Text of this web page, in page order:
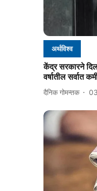
अर्थविश्व
केंद्र सरकारने
वर्षातील सर्वात
दैनिक गोमन्तक